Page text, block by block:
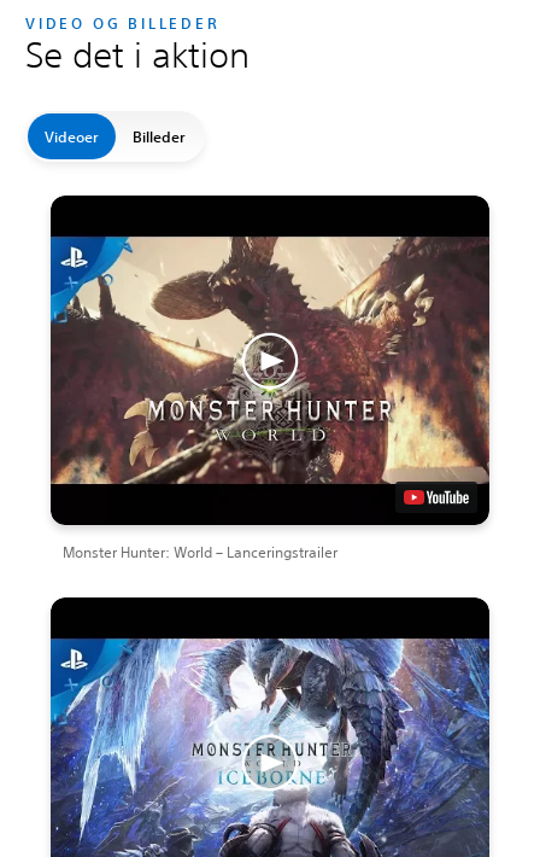
VIDEO OG BILLEDER
Se det i aktion
Videoer Billeder
Monster Hunter: World – Lanceringstrailer